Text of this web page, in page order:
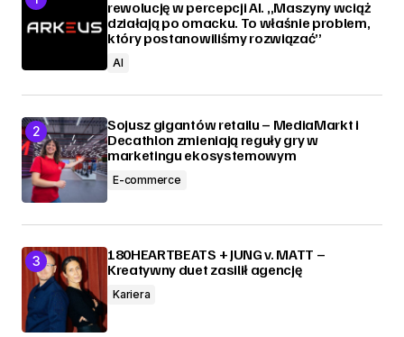
rewolucję w percepcji AI. „Maszyny wciąż
działają po omacku. To właśnie problem,
który postanowiliśmy rozwiązać”
AI
Sojusz gigantów retailu – MediaMarkt i
Decathlon zmieniają reguły gry w
marketingu ekosystemowym
E-commerce
180HEARTBEATS + JUNG v. MATT –
Kreatywny duet zasilił agencję
Kariera